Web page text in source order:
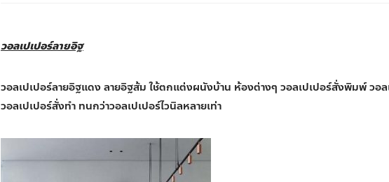
วอลเปเปอร์ลายอิฐ
วอลเปเปอร์ลายอิฐแดง ลายอิฐส้ม ใช้ตกแต่งผนังบ้าน ห้องต่างๆ วอลเปเปอร์สั่งพิมพ์ วอ
วอลเปเปอร์สั่งทำ ทนกว่าวอลเปเปอร์ไวนิลหลายเท่า